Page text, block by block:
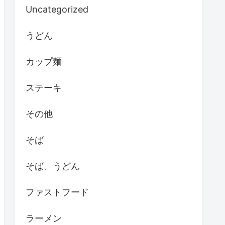
Uncategorized
うどん
カップ麺
ステーキ
その他
そば
そば、うどん
ファストフード
ラーメン